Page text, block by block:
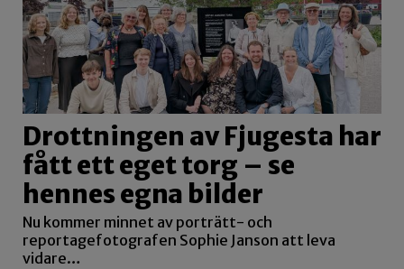
Drottningen av Fjugesta har
fått ett eget torg – se
hennes egna bilder
Nu kommer minnet av porträtt- och
reportagefotografen Sophie Janson att leva
vidare…